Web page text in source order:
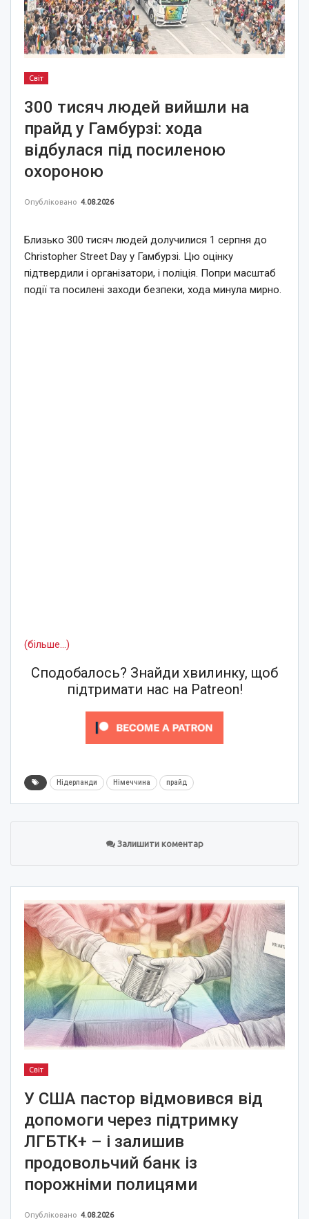
Світ
300 тисяч людей вийшли на
прайд у Гамбурзі: хода
відбулася під посиленою
охороною
Опубліковано 4.08.2026
Близько 300 тисяч людей долучилися 1 серпня до
Christopher Street Day у Гамбурзі. Цю оцінку
підтвердили і організатори, і поліція. Попри масштаб
події та посилені заходи безпеки, хода минула мирно.
(більше…)
Сподобалось? Знайди хвилинку, щоб
підтримати нас на Patreon!
Нідерланди Німеччина прайд
Залишити коментар
Світ
У США пастор відмовився від
допомоги через підтримку
ЛГБТК+ – і залишив
продовольчий банк із
порожніми полицями
Опубліковано 4.08.2026